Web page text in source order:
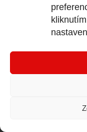
VÝDEJNÍ SKLAD
Dvorská 1163/
252 19 Rudná u
Otevírací doba:
+420 235 312